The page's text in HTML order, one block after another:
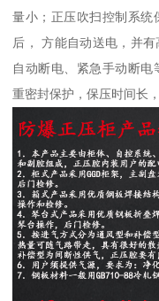
量小；正压吹扫控制系统
后， 方能自动送电，并
自动断电、紧急手动断
重密封保护，保压时间长